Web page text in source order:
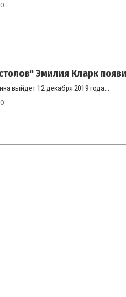
Эмилия Кларк
выйдет 12 декабря 2019 года...